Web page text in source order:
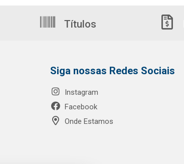
Títulos
Siga nossas Redes Sociais
Instagram
Facebook
Onde Estamos